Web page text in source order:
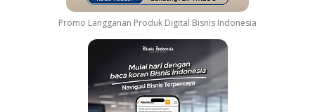
Promo Langganan Produk Digital Bisnis Indonesia